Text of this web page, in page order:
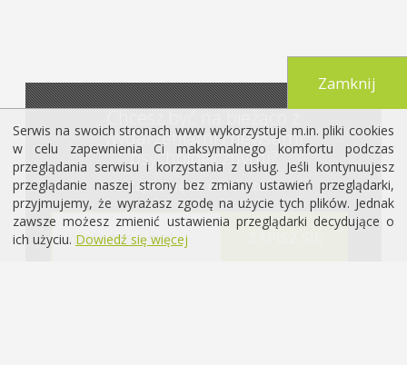
wydarzeniami i newsami
psychologicznymi?
Zapisz się do newslettera!
Serwis na swoich stronach www wykorzystuje m.in. pliki cookies
w celu zapewnienia Ci maksymalnego komfortu podczas
przeglądania serwisu i korzystania z usług. Jeśli kontynuujesz
przeglądanie naszej strony bez zmiany ustawień przeglądarki,
przyjmujemy, że wyrażasz zgodę na użycie tych plików. Jednak
zawsze możesz zmienić ustawienia przeglądarki decydujące o
ich użyciu. Dowiedź się więcej
Zamknij